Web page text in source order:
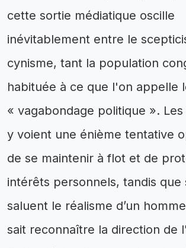
cette sortie médiatique oscille
inévitablement entre le
cynisme, tant la population
habituée à ce que l'on appelle
« vagabondage politique ».
y voient une énième tentative
de se maintenir à flot et de
intérêts personnels, tandis que
saluent le réalisme d’un
sait reconnaître la direction de